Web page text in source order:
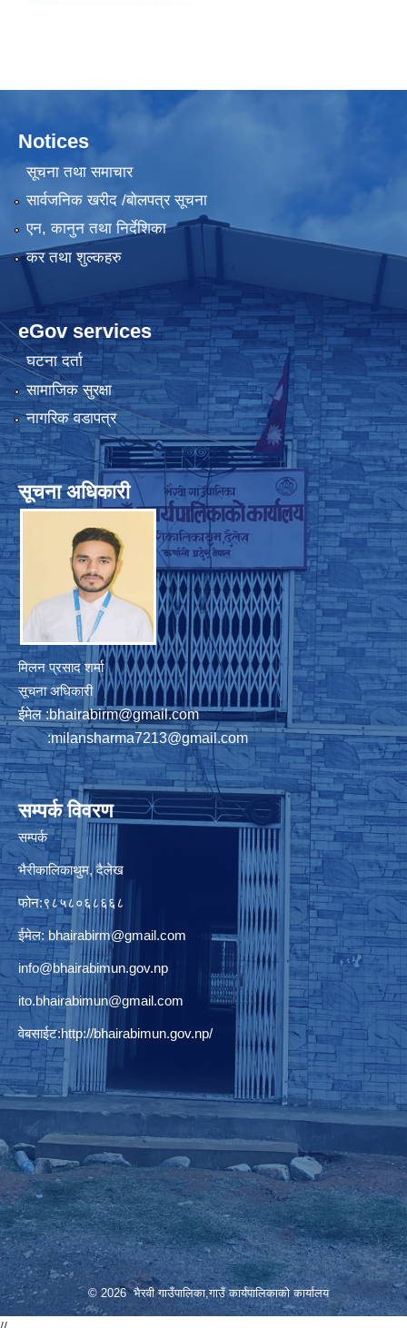
Notices
सूचना तथा समाचार
सार्वजनिक खरीद /बोलपत्र सूचना
एन, कानुन तथा निर्देशिका
कर तथा शुल्कहरु
eGov services
घटना दर्ता
सामाजिक सुरक्षा
नागरिक वडापत्र
सूचना अधिकारी
मिलन प्रसाद शर्मा
सूचना अधिकारी
ईमेल :bhairabirm@gmail.com
:milansharma7213@gmail.com
सम्पर्क विवरण
सम्पर्क
भैरीकालिकाथुम, दैलेख
फोन:९८५८०६८६६८
ईमेल: bhairabirm@gmail.com
info@bhairabimun.gov.np
ito.bhairabimun@gmail.com
वेबसाईट:http://bhairabimun.gov.np/
© 2026 भैरवी गाउँपालिका,गाउँ कार्यपालिकाको कार्यालय